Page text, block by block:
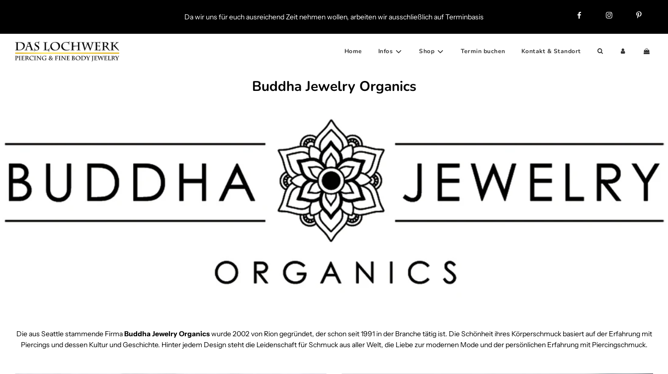
Da wir uns für euch ausreichend Zeit nehmen wollen, arbeiten wir ausschließlich auf Terminbasis
Home Infos Shop Termin buchen Kontakt & Standort
Buddha Jewelry Organics
Die aus Seattle stammende FirmaBuddha Jewelry Organicswurde 2002 von Rion gegründet, der schon seit 1991 in der Branche tätig ist. Die Schönheit ihres Körperschmuck basiert auf der Erfahrung mit
Piercings und dessen Kultur und Geschichte. Hinter jedem Design steht die Leidenschaft für Schmuck aus aller Welt, die Liebe zur modernen Mode und der persönlichen Erfahrung mit Piercingschmuck.